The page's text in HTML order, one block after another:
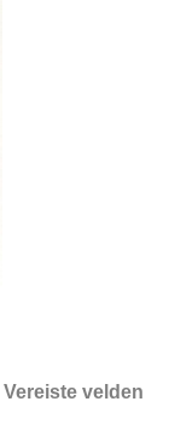
Vereiste velden